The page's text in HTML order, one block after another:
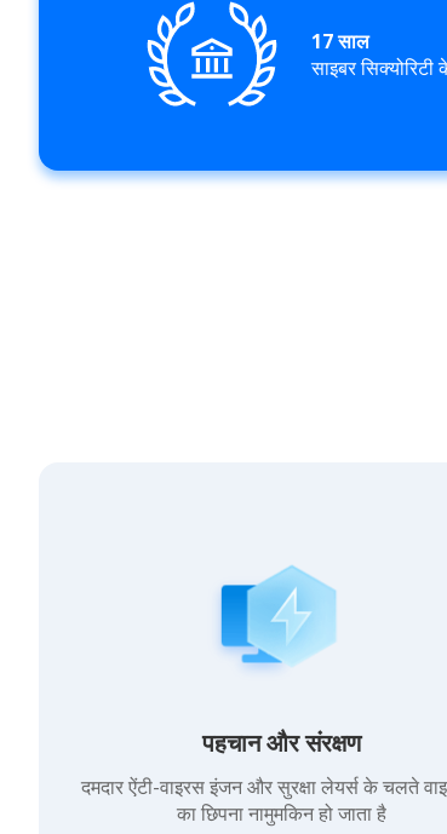
17 साल
साइबर
पहचान और संरक्षण
दमदार ऐंटी-वाइरस इंजन और सुरक्षा लेयर्स के चलते
का छिपना नामुमकिन हो जाता है